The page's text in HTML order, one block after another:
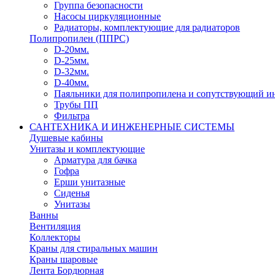
Группа безопасности
Насосы циркуляционные
Радиаторы, комплектующие для радиаторов
Полипропилен (ППРС)
D-20мм.
D-25мм.
D-32мм.
D-40мм.
Паяльники для полипропилена и сопутствующий
Трубы ПП
Фильтра
САНТЕХНИКА И ИНЖЕНЕРНЫЕ СИСТЕМЫ
Душевые кабины
Унитазы и комплектующие
Арматура для бачка
Гофра
Ерши унитазные
Сиденья
Унитазы
Ванны
Вентиляция
Коллекторы
Краны для стиральных машин
Краны шаровые
Лента Бордюрная